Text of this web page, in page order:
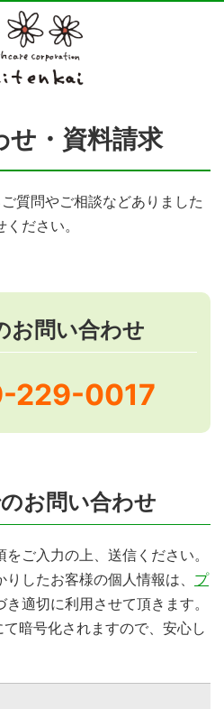
せ・資料請求
質問やご相談などありました
ださい。
お問い合わせ
229-0017
お問い合わせ
ご入力の上、送信ください。
したお客様の個人情報は、 プ
き適切に利用させて頂きます。
暗号化されますので、安心し